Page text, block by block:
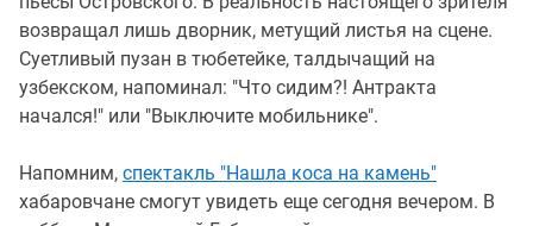
возвращал лишь дворник, метущий листья на сцене.
Суетливый пузан в тюбетейке, талдычащий на
узбекском, напоминал: "Что сидим?! Антракта
начался!" или "Выключите мобильнике".
Напомним, спектакль "Нашла коса на камень"
хабаровчане смогут увидеть еще сегодня вечером. В